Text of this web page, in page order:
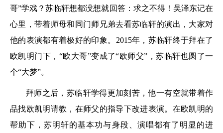
哥”学戏？苏临轩想都没想就回答：求之不得！吴泽东记在
心里，带着师母和同门师兄弟去看苏临轩的演出，大家对
他的表演都有着极好的印象。2015年，苏临轩终于拜在了
欧凯明门下，“欧大哥”变成了“欧师父”，苏临轩也圆了一
个“大梦”。
拜师之后，苏临轩学得更加刻苦，他一有空就带着作
品找欧凯明请教，在师父的指导下改进表演。在欧凯明的
帮助下，苏明轩的基本功与身段、演唱都有了明显的进